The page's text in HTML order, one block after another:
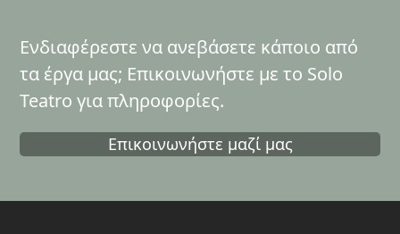
Ενδιαφέρεστε να ανεβάσετε κάποιο από
τα έργα μας; Επικοινωνήστε με το Solo
Teatro για πληροφορίες.
Επικοινωνήστε μαζί μας